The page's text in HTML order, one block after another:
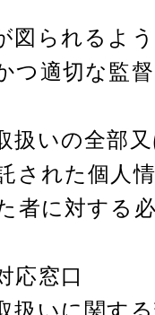
図られるよ
つ適切な監
扱いの全部
された個人
者に対する
応窓口
扱いに関す